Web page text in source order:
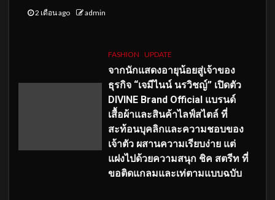
2 เดือน ago admin
FASHION UPDATE
จากนักแสดงอายุน้อยสู่เจ้าของ
ธุรกิจ “เจมีไนน์ นรวิชญ์” เปิดตัว
DIVINE Brand Official แบรนด์
เสื้อผ้าและสินค้าไลฟ์สไตล์ ที่
สะท้อนบุคลิกและความชอบของ
เจ้าตัว ผสานความเรียบง่าย แต่
แฝงไปด้วยความสนุก ชิค สตรีท ที่
ขอติดแกลมและเท่ตามแบบฉบับ